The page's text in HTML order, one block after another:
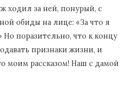
ходил за ней, понурый, с
обиды на лице: «За что я
Но поразительно, что к концу
признаки жизни, и
моим рассказом! Наш с дамой